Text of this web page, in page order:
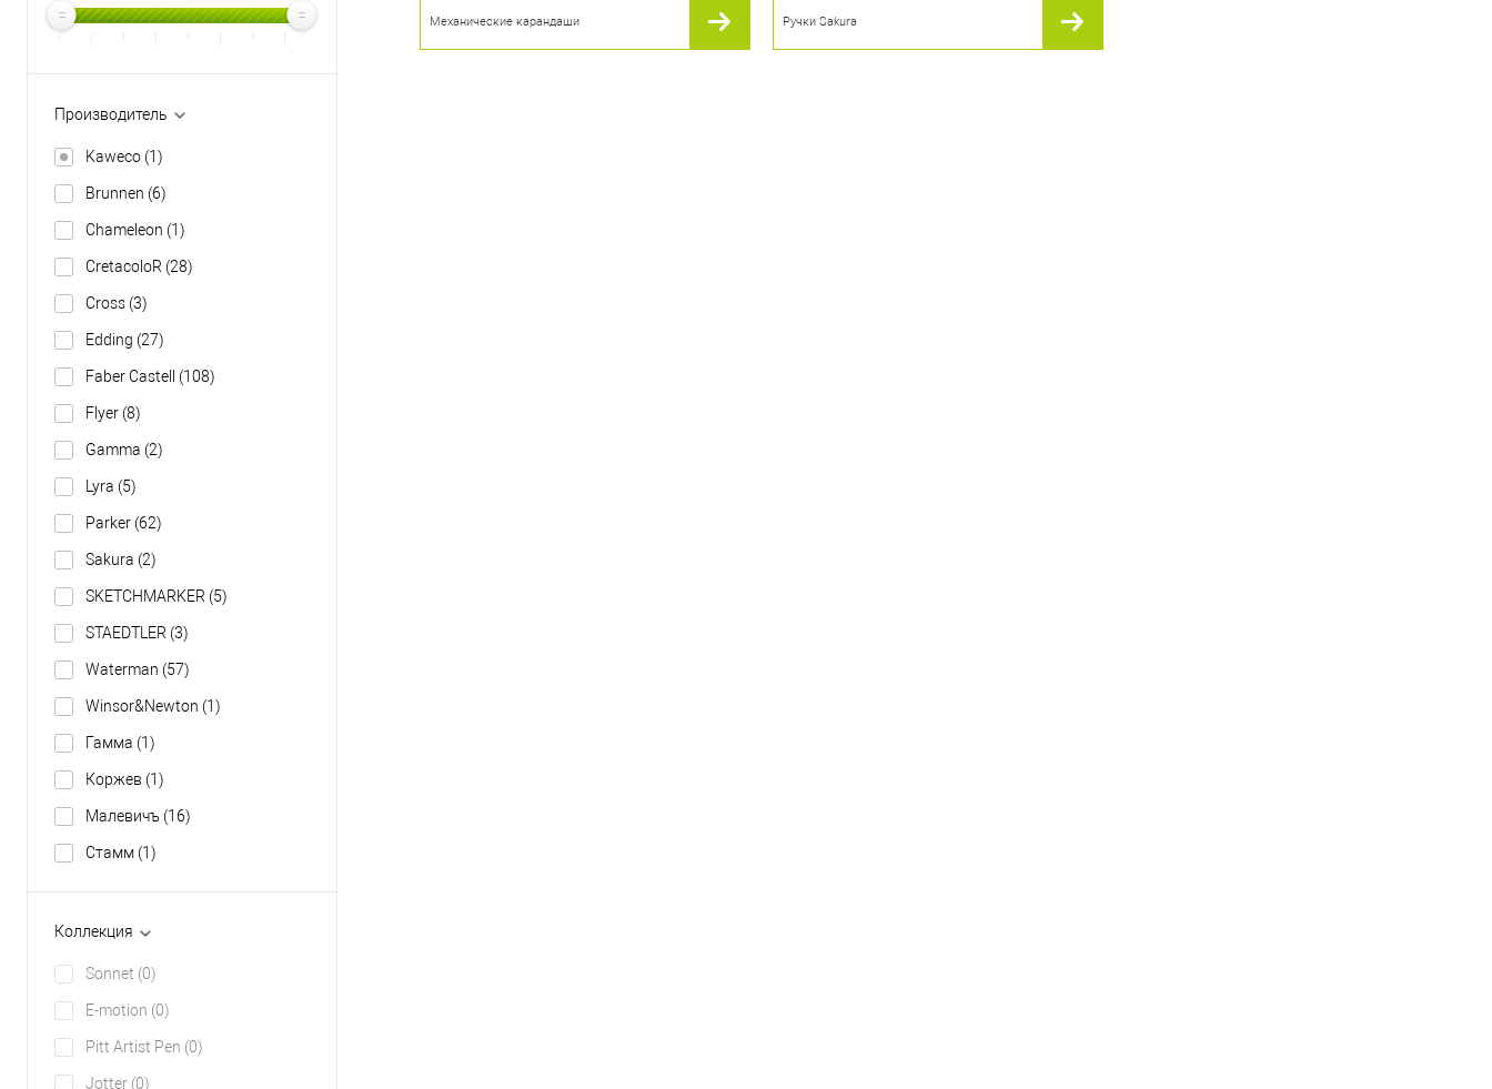
Производитель
Kaweco (1)
Brunnen (6)
Chameleon (1)
CretacoloR (28)
Cross (3)
Edding (27)
Faber Castell (108)
Flyer (8)
Gamma (2)
Lyra (5)
Parker (62)
Sakura (2)
SKETCHMARKER (5)
STAEDTLER (3)
Waterman (57)
Winsor&Newton (1)
Гамма (1)
Коржев (1)
Малевичъ (16)
Стамм (1)
Коллекция
Sonnet (0)
E-motion (0)
Pitt Artist Pen (0)
Jotter (0)
Механические карандаши Ручки Sakura